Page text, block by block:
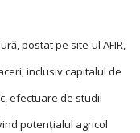
postat pe site-ul AFIR,
inclusiv capitalul de
efectuare de studii
potențialul agricol